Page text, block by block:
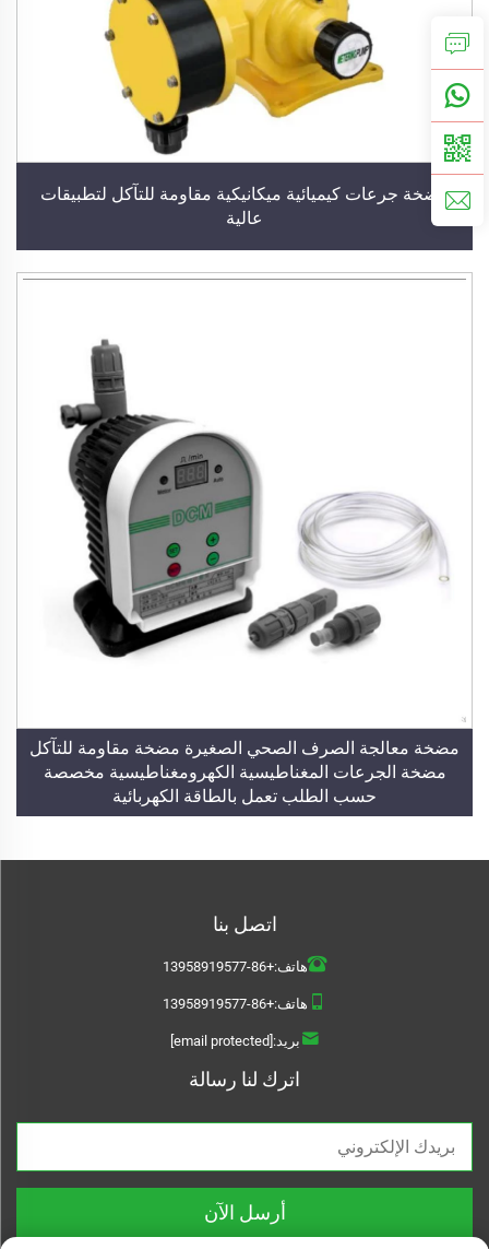
مضخة جرعات كيميائية ميكانيكية مقاومة للتآكل لتطبيقات
عالية
مضخة معالجة الصرف الصحي الصغيرة مضخة مقاومة للتآكل
مضخة الجرعات المغناطيسية الكهرومغناطيسية مخصصة
حسب الطلب تعمل بالطاقة الكهربائية
اتصل بنا
هاتف:+86-13958919577
هاتف:+86-13958919577
بريد:
اترك لنا رسالة
أرسل الآن